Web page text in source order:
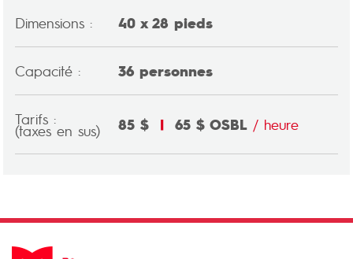
Dimensions : 40 x 28 pieds
Capacité : 36 personnes
Tarifs :
(taxes en sus) 85 $ | 65 $ OSBL / heure